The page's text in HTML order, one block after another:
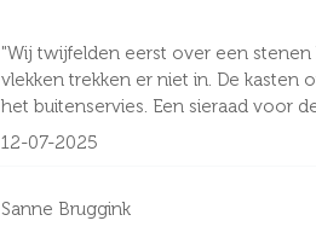
"Wij twijfelden eerst over een
vlekken trekken er niet in. De
het buitenservies. Een sieraad voor
12-07-2025
Sanne Bruggink